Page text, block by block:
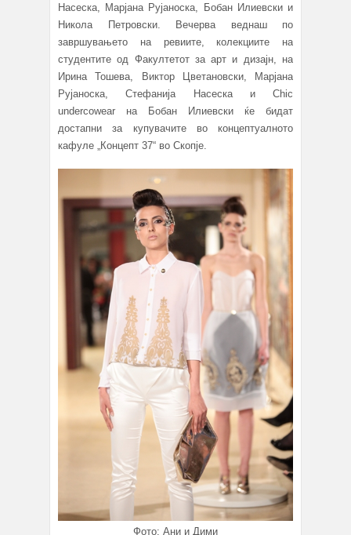
Насеска, Марјана Рујаноска, Бобан Илиевски и
Никола Петровски. Вечерва веднаш по
завршувањето на ревиите, колекциите на
студентите од Факултетот за арт и дизајн, на
Ирина Тошева, Виктор Цветановски, Марјана
Рујаноска, Стефанија Насеска и Chic
undercowear на Бобан Илиевски ќе бидат
достапни за купувачите во концептуалното
кафуле „Концепт 37“ во Скопје.
Фото: Ани и Дими